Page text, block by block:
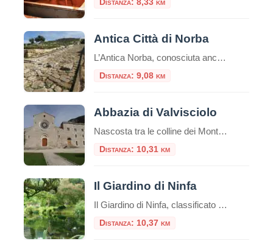
Distanza: 8,33 km
Antica Città di Norba
L’Antica Norba, conosciuta anche come “Norba Caesarina” o “Nurfa”, è stata un’antica città romana situata nell’odierna regione del Lazio.Fondata durante il IV secolo a.C., Norba occupava una posizione strategica sulle pendici dei Monti Lepini, a breve distanza dall’attuale città di Norma.L’attuale parco archeologico offre la rara possibilità di visitare una città di epoca repubblicana pressoché […]
Distanza: 9,08 km
Abbazia di Valvisciolo
Nascosta tra le colline dei Monti Lepini, a pochi chilometri dal borgo medievale di Sermoneta, sorge l’Abbazia di Valvisciolo, un autentico gioiello di architettura cistercense e un luogo di grande fascino spirituale e storico. Fondata nel XII secolo, questa abbazia è un esempio perfetto dello stile sobrio ed essenziale tipico dei monaci cistercensi, che cercavano […]
Distanza: 10,31 km
Il Giardino di Ninfa
Il Giardino di Ninfa, classificato tra i primi 10 giardini più belli del mondo, è uno splendido esempio di poesia e di architettura medievale.Circondato dalla natura, da mura e torri, da chiese, monasteri e villaggi, il giardino di Ninfa copre una superficie di circa 105 ettari. Il giardino si trova ai piedi dei monti Lepini, […]
Distanza: 10,37 km